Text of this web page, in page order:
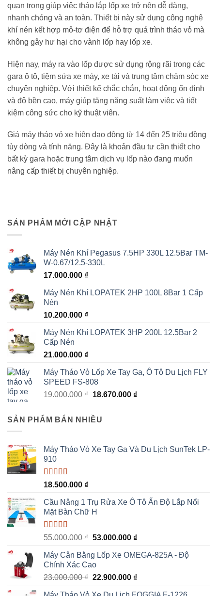
quan trọng giúp việc tháo lắp lốp xe trở nên dễ dàng,
nhanh chóng và an toàn. Thiết bị này sử dụng công nghệ
khí nén kết hợp mô-tơ điện để hỗ trợ quá trình tháo vỏ mà
không gây hư hại cho vành lốp hay lốp xe.
Hiện nay, máy ra vào lốp được sử dụng rộng rãi trong các
gara ô tô, tiệm sửa xe máy, xe tải và trung tâm chăm sóc xe
chuyên nghiệp. Với thiết kế chắc chắn, hoạt động ổn định
và độ bền cao, máy giúp tăng năng suất làm việc và tiết
kiệm công sức cho kỹ thuật viên.
Giá máy tháo vỏ xe hiện dao động từ 14 đến 25 triệu đồng
tùy dòng và tính năng. Đây là khoản đầu tư cần thiết cho
bất kỳ gara hoặc trung tâm dịch vụ lốp nào đang muốn
nâng cấp thiết bị chuyên nghiệp.
SẢN PHẨM MỚI CẬP NHẬT
Máy Nén Khí Pegasus 7.5HP 330L 12.5Bar TM-
W-0.67/12.5-330L
17.000.000 ₫
Máy Nén Khí LOPATEK 2HP 100L 8Bar 1 Cấp
Nén
10.200.000 ₫
Máy Nén Khí LOPATEK 3HP 200L 12.5Bar 2
Cấp Nén
21.000.000 ₫
Máy Tháo Vỏ Lốp Xe Tay Ga, Ô Tô Du Lịch FLY
SPEED FS-808
19.000.000₫ Giá
là:
19.000.000 ₫.
18.670.000 ₫Giá
SẢN PHẨM BÁN NHIỀU
Máy Tháo Vỏ Xe Tay Ga Và Du Lịch SunTek LP-
910
Được xếp
sao
18.500.000 ₫
Cầu Nâng 1 Trụ Rửa Xe Ô Tô Ấn Độ Lắp Nổi
Mặt Bàn Chữ H
Được xếp
sao
55.000.000₫ Giá
là:
55.000.000 ₫.
53.000.000 ₫Giá
tại
53.000.000 ₫.
Máy Cân Bằng Lốp Xe OMEGA-825A - Độ
Chính Xác Cao
23.000.000₫ Giá
22.900.000 ₫Giá